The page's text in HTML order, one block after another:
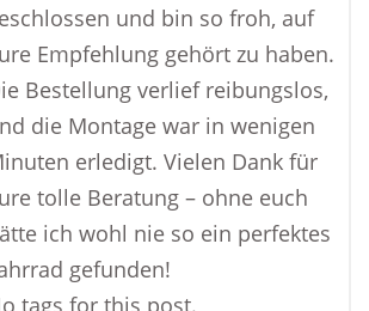
und bin so froh, auf
Empfehlung gehört zu haben.
Bestellung verlief reibungslos,
die Montage war in wenigen
erledigt. Vielen Dank für
tolle Beratung – ohne euch
ich wohl nie so ein perfektes
gefunden!
tags for this post.